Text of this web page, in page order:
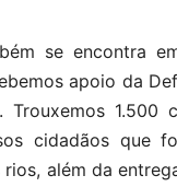
se encontra
apoio da
Trouxemos 1.500
cidadãos que
além da